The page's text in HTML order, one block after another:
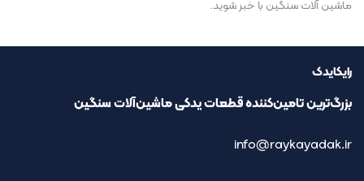
ماشین آلات سنگین با خبر شوید.
رایکایدک
بزرگ‌ترین تامین‌کننده قطعات یدکی ماشین‌آلات سنگین
info@raykayadak.ir